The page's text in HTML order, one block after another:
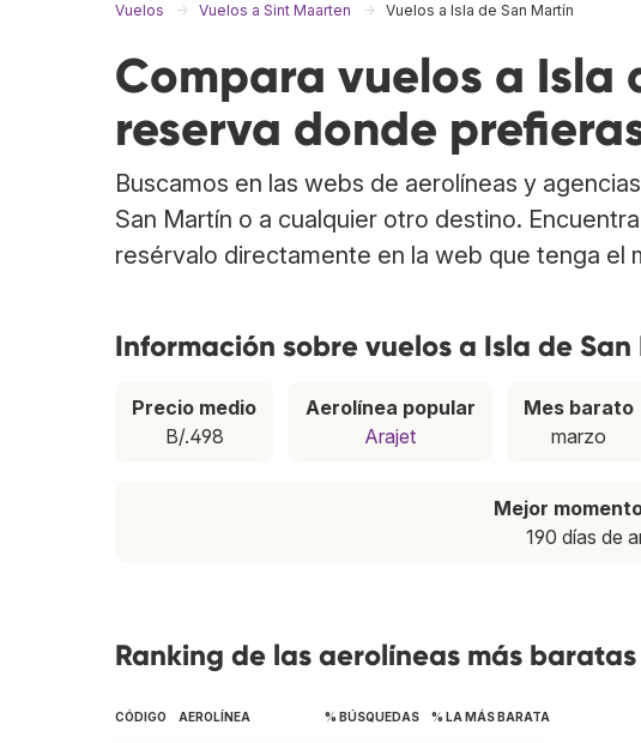
Vuelos Vuelos a Sint Maarten Vuelos a Isla de San Martín
Compara vuelos a Isla
reserva donde
Buscamos en las webs de aerolíneas y
San Martín o a cualquier otro destino.
resérvalo directamente en la web que tenga el
Información sobre vuelos a Isla de
Precio medio
B/.498
Aerolínea popular
Arajet
Mes barato
marzo
Mejor
190 días de
Ranking de las aerolíneas más
CÓDIGO AEROLÍNEA % BÚSQUEDAS % LA MÁS BARATA